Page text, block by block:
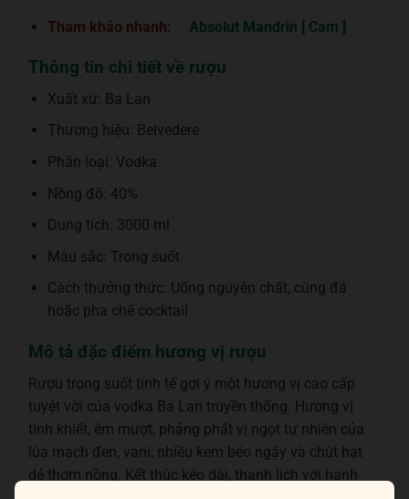
Tham khảo nhanh: Absolut Mandrin [ Cam ]
Thông tin chi tiết về rượu
Xuất xứ: Ba Lan
Thương hiệu: Belvedere
Phân loại: Vodka
Nồng độ: 40%
Dung tích: 3000 ml
Màu sắc: Trong suốt
Cách thưởng thức: Uống nguyên chất, cùng đá
hoặc pha chế cocktail
Mô tả đặc điểm hương vị rượu
Rượu trong suốt tinh tế gợi ý một hương vị cao cấp
tuyệt vời của vodka Ba Lan truyền thống. Hương vị
tinh khiết, êm mượt, phảng phất vị ngọt tự nhiên của
lúa mạch đen, vani, nhiều kem béo ngậy và chút hạt
dẻ thơm nồng. Kết thúc kéo dài, thanh lịch với hạnh